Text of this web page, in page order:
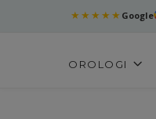
★★★★★ Google
OROLOGI